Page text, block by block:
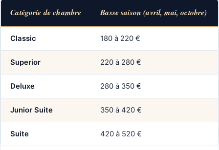
Catégorie de chambre Basse saison (avril, mai, octobre)
Classic 180 à 220 €
Superior 220 à 280 €
Deluxe 280 à 350 €
Junior Suite 350 à 420 €
Suite 420 à 520 €